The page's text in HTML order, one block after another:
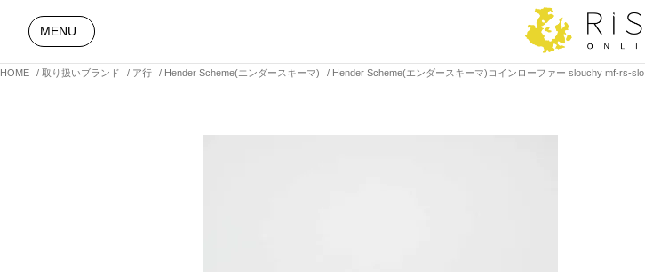
HOME 取り扱いブランド ア行 Hender Scheme(エンダースキーマ) Hender Scheme(エンダースキーマ)コインローファー slouchy mf-rs-slo
MENU